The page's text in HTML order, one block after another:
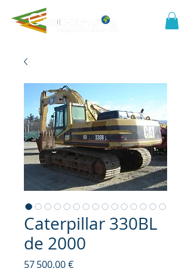
Caterpillar 330BL
de 2000
57 500,00 €Prix